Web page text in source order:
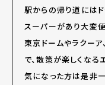
駅からの帰り道にはド
スーパーがあり大変便
東京ドームやラクー
で、散策が楽しくなる
気になった方は是非